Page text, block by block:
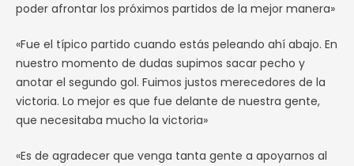
poder afrontar los próximos partidos de la mejor manera»
«Fue el típico partido cuando estás peleando ahí abajo. En
nuestro momento de dudas supimos sacar pecho y
anotar el segundo gol. Fuimos justos merecedores de la
victoria. Lo mejor es que fue delante de nuestra gente,
que necesitaba mucho la victoria»
«Es de agradecer que venga tanta gente a apoyarnos al